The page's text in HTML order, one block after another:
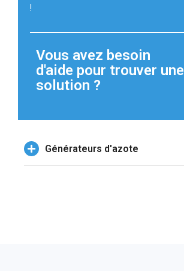
!
Vous avez besoin
d'aide pour trouver une
solution ?
Générateurs d'azote